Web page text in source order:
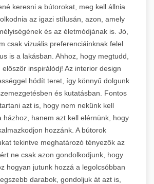
keresni a bútorokat, meg kell állnia
az igazi stílusán, azon, amely
és az életmódjának is. Jó,
csak vizuális preferenciáinknak felel
is a lakásban. Ahhoz, hogy megtudd,
először inspirálódj! Az interior design
hódít teret, így könnyű dolgunk
és kutatásban. Fontos
azt is, hogy nem nekünk kell
házhoz, hanem azt kell elérnünk, hogy
hozzánk. A bútorok
tekintve meghatározó tényezők az
ne csak azon gondolkodjunk, hogy
hogyan jutunk hozzá a legolcsóbban
darabok, gondoljuk át azt is,